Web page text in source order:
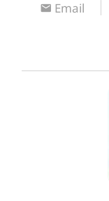
Email